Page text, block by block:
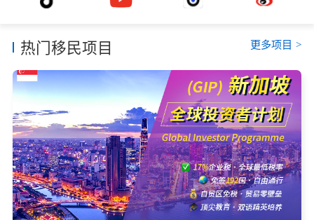
热门移民项目 更多项目 >